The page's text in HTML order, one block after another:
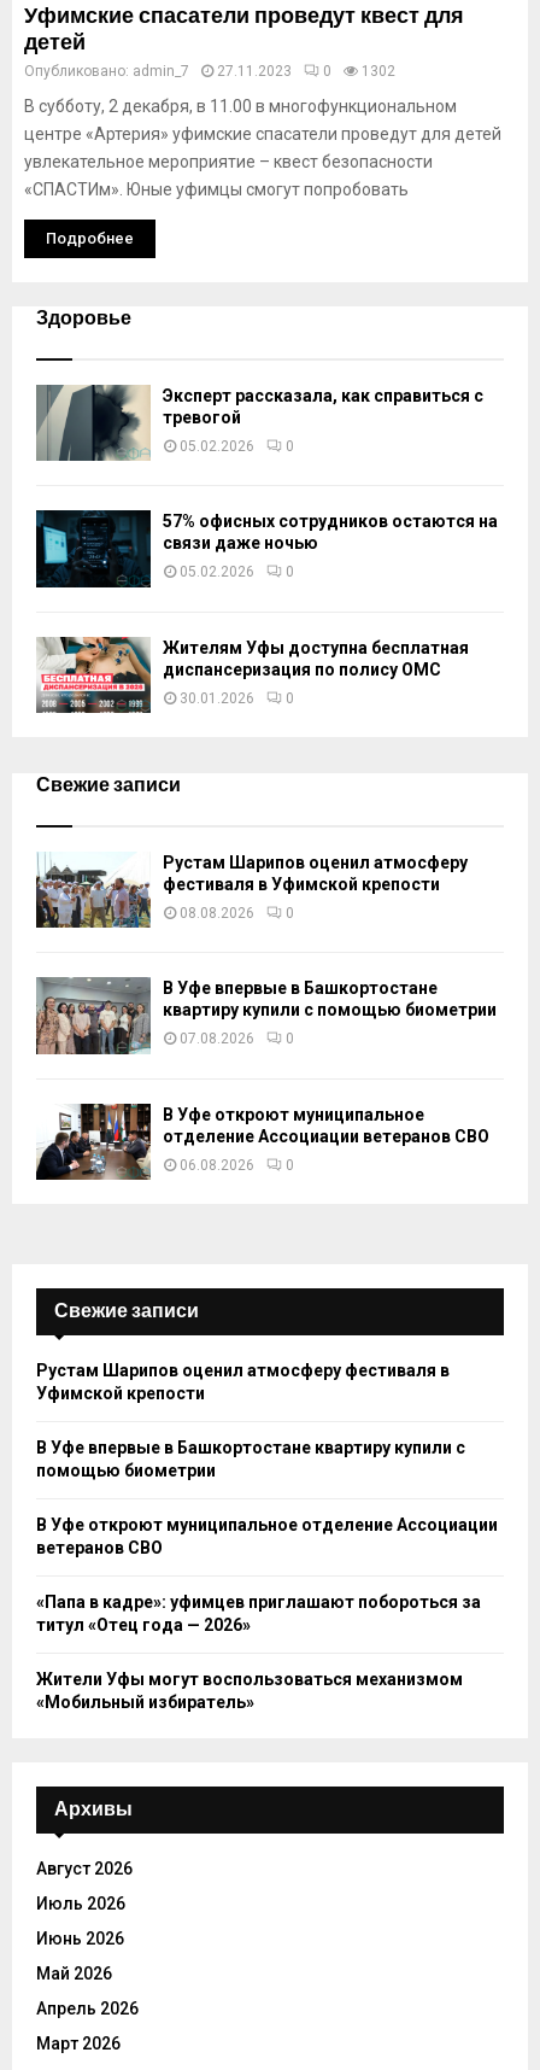
Уфимские спасатели проведут квест для
детей
Опубликовано: admin_7 27.11.2023 0 1302
В субботу, 2 декабря, в 11.00 в многофункциональном
центре «Артерия» уфимские спасатели проведут для детей
увлекательное мероприятие – квест безопасности
«СПАСТИм». Юные уфимцы смогут попробовать
Подробнее
Здоровье
Эксперт рассказала, как справиться с
тревогой
05.02.2026 0
57% офисных сотрудников остаются на
связи даже ночью
05.02.2026 0
Жителям Уфы доступна бесплатная
диспансеризация по полису ОМС
30.01.2026 0
Свежие записи
Рустам Шарипов оценил атмосферу
фестиваля в Уфимской крепости
08.08.2026 0
В Уфе впервые в Башкортостане
квартиру купили с помощью биометрии
07.08.2026 0
В Уфе откроют муниципальное
отделение Ассоциации ветеранов СВО
06.08.2026 0
Свежие записи
Рустам Шарипов оценил атмосферу фестиваля в
Уфимской крепости
В Уфе впервые в Башкортостане квартиру купили с
помощью биометрии
В Уфе откроют муниципальное отделение Ассоциации
ветеранов СВО
«Папа в кадре»: уфимцев приглашают побороться за
титул «Отец года — 2026»
Жители Уфы могут воспользоваться механизмом
«Мобильный избиратель»
Архивы
Август 2026
Июль 2026
Июнь 2026
Май 2026
Апрель 2026
Март 2026